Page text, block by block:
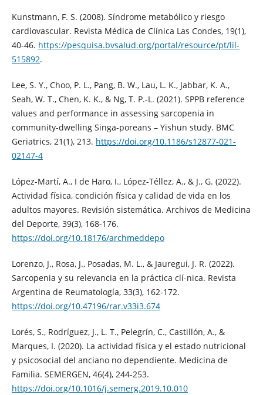
Kunstmann, F. S. (2008). Síndrome metabólico y riesgo
cardiovascular. Revista Médica de Clínica Las Condes, 19(1),
40-46. https://pesquisa.bvsalud.org/portal/resource/pt/lil-
515892.
Lee, S. Y., Choo, P. L., Pang, B. W., Lau, L. K., Jabbar, K. A.,
Seah, W. T., Chen, K. K., & Ng, T. P.-L. (2021). SPPB reference
values and performance in assessing sarcopenia in
community-dwelling Singa-poreans – Yishun study. BMC
Geriatrics, 21(1), 213. https://doi.org/10.1186/s12877-021-
02147-4
López-Martí, A., I de Haro, I., López-Téllez, A., & J., G. (2022).
Actividad física, condición física y calidad de vida en los
adultos mayores. Revisión sistemática. Archivos de Medicina
del Deporte, 39(3), 168-176.
https://doi.org/10.18176/archmeddepo
Lorenzo, J., Rosa, J., Posadas, M. L., & Jauregui, J. R. (2022).
Sarcopenia y su relevancia en la práctica clí-nica. Revista
Argentina de Reumatología, 33(3), 162-172.
https://doi.org/10.47196/rar.v33i3.674
Lorés, S., Rodríguez, J., L. T., Pelegrín, C., Castillón, A., &
Marques, I. (2020). La actividad física y el estado nutricional
y psicosocial del anciano no dependiente. Medicina de
Familia. SEMERGEN, 46(4), 244-253.
https://doi.org/10.1016/j.semerg.2019.10.010